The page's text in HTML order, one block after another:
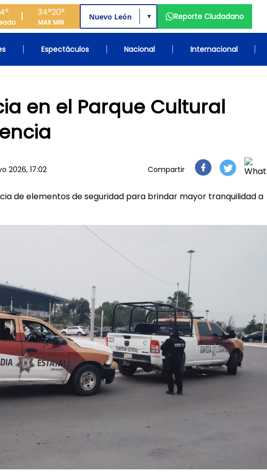
34°
MAX
20°
MIN
▼ Reporte Ciudadano
Espectáculos Nacional Internacional
en el Parque Cultural
2026, 17:02 Compartir
de elementos de seguridad para brindar mayor tranquilidad a